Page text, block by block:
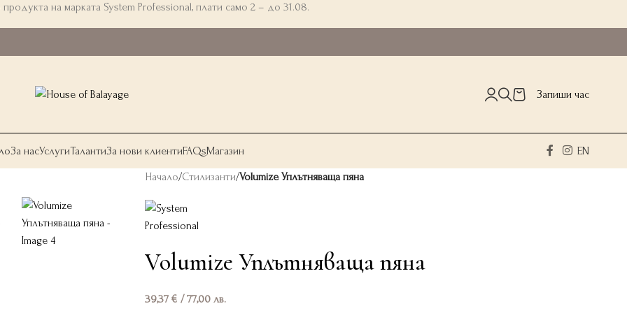
на марката System Professional, плати само 2 – до 31.08.
Запиши час
За насУслугиТалантиЗа нови клиентиFAQsМагазин EN
Начало/Стилизанти/Volumize Уплътняваща пяна
Volumize Уплътняваща пяна
39,37 € / 77,00 лв.